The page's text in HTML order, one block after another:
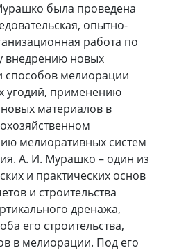
была проведена
опытно-
работа по
внедрению новых
способов мелиорации
угодий, применению
материалов в
мелиоративных систем
А. И. Мурашко – один из
и практических основ
и строительства
дренажа,
его строительства,
в мелиорации. Под его